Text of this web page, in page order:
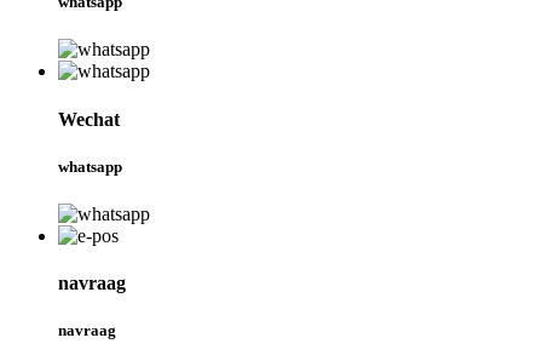
Wechat
whatsapp
navraag
navraag